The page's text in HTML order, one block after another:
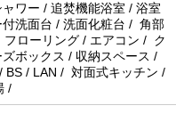
ワー / 追焚機能浴室 / 浴室
洗面台 / 洗面化粧台 / 角部
ローリング / エアコン / ク
ボックス / 収納スペース /
BS / LAN / 対面式キッチン /
/